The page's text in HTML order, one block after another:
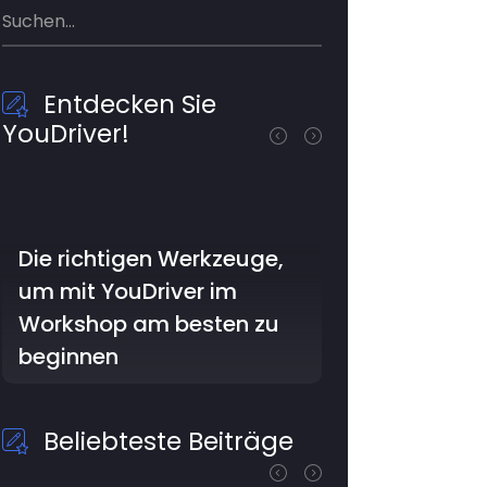
Entdecken Sie
YouDriver!
Die richtigen Werkzeuge,
um mit YouDriver im
Workshop am besten zu
beginnen
Beliebteste Beiträge